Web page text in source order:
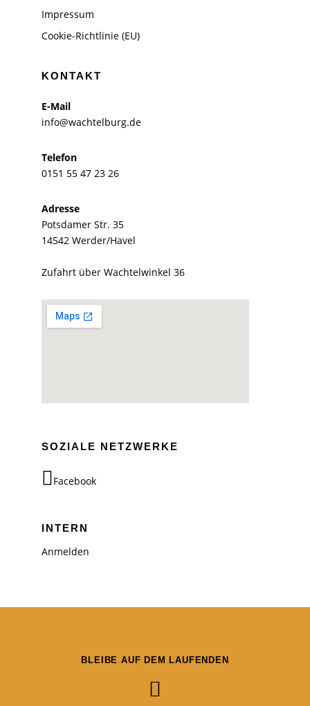
Impressum
Cookie-Richtlinie (EU)
KONTAKT
E-Mail
info@wachtelburg.de
Telefon
0151 55 47 23 26
Adresse
Potsdamer Str. 35
14542 Werder/Havel
Zufahrt über Wachtelwinkel 36
SOZIALE NETZWERKE
Facebook
INTERN
Anmelden
BLEIBE AUF DEM LAUFENDEN